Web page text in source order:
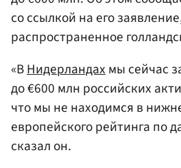
со ссылкой на его
распространенное
«ВНидерландахмы сейчас
до €600 млн российских
что мы не находимся в
европейского рейтинга по
сказал он.